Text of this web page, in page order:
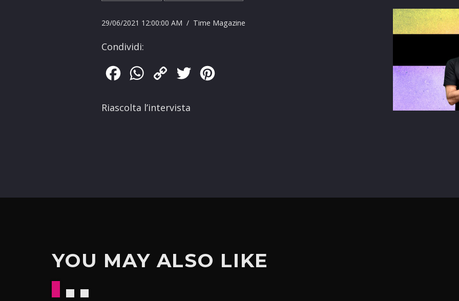
29/06/2021 12:00:00 AM / Time Magazine
Condividi:
FacebookWhatsApp
Copy
Twitter
Riascolta l’intervista
YOU MAY ALSO LIKE